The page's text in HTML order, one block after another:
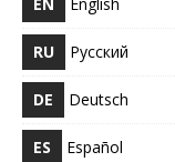
RU Русский
DE Deutsch
ES Español